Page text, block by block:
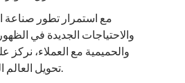
مع استمرار تطور صناعة
والاحتياجات الجديدة في
والحميمية مع العملاء، نركز
تحويل العالم المبني وحياة من يبنونه.